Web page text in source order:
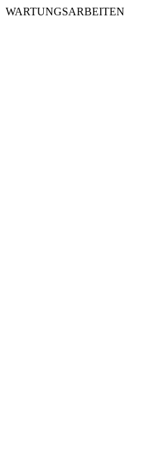
WARTUNGSARBEITEN